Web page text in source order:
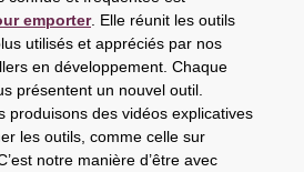
emporter. Elle réunit les outils
utilisés et appréciés par nos
en développement. Chaque
présentent un nouvel outil.
produisons des vidéos explicatives
les outils, comme celle sur
C’est notre manière d’être avec